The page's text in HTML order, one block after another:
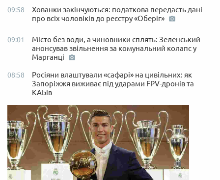
09:58
Хованки закінчуються: податкова передасть дані
про всіх чоловіків до реєстру «Оберіг»
09:01
Місто без води, а чиновники сплять: Зеленський
анонсував звільнення за комунальний колапс у
Марганці
08:58
Росіяни влаштували «сафарі» на цивільних: як
Запоріжжя виживає під ударами FPV-дронів та
КАБів